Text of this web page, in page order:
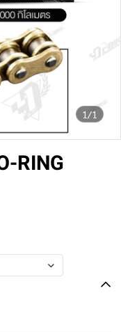
1/1
RING